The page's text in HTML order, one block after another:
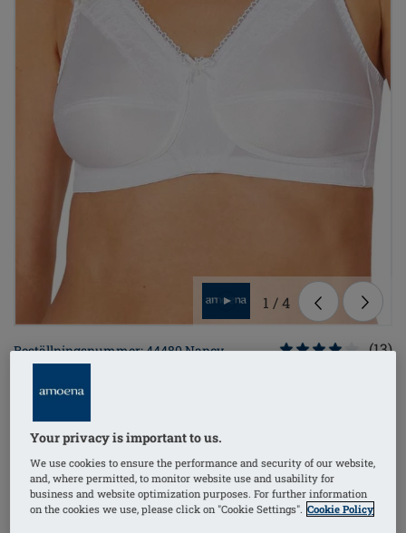
1 /4
Beställningsnummer: 44480 Nancy
(13)
SEK469.00
Önskar du beställa något? i
Bilaterala fickor osynligt integrerade för att skapa
Your privacy is important to us.
We use cookies to ensure the performance and security of our website,
and, where permitted, to monitor website use and usability for
business and website optimization purposes. For further information
on the cookies we use, please click on "Cookie Settings". Cookie Policy